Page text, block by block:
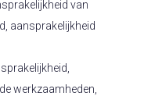
van
aansprakelijkheid
werkzaamheden,